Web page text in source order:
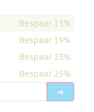
Bespaar 13%
Bespaar 19%
Bespaar 23%
Bespaar 25%